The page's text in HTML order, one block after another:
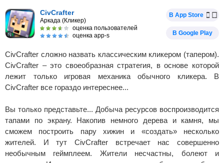
CivCrafter
Аркада (Кликер)
оценка пользователей
оценка app-s
В App Store
В Google Play
CivCrafter сложно назвать классическим кликером (тапером).
CivCrafter – это своеобразная стратегия, в основе которой
лежит только игровая механика обычного кликера. В
CivCrafter все гораздо интереснее...
Вы только представьте... Добыча ресурсов воспроизводится
тапами по экрану. Накопив немного дерева и камня, мы
сможем построить пару хижин и «создать» несколько
жителей. И тут CivCrafter встречает нас совершенно
необычным геймплеем. Жители несчастны, болеют и